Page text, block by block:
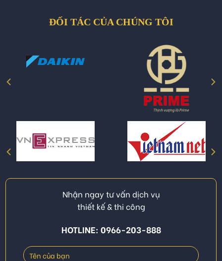
ĐỐI TÁC CỦA CHÚNG TÔI
Nhận ngay tư vấn dịch vụ
thiết kế & thi công
HOTLINE: 0966-203-888